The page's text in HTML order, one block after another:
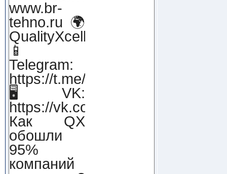
www.br-
tehno.ru 🌍
QualityXcellence.ru
📱
Telegram:
https://t.me/qx_lab_IT
🖥 VK:
https://vk.com/qualityxcellenc
Как QX
обошли
95%
компаний